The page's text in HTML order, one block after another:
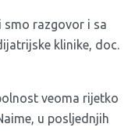
smo razgovor i sa
klinike, doc.
veoma rijetko
u posljednjih